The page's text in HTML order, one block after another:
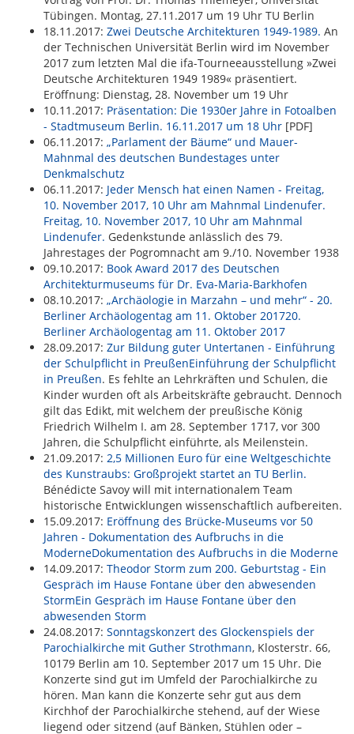
Tübingen. Montag, 27.11.2017 um 19 Uhr TU Berlin
18.11.2017: Zwei Deutsche Architekturen 1949-1989. An
der Technischen Universität Berlin wird im November
2017 zum letzten Mal die ifa-Tourneeausstellung »Zwei
Deutsche Architekturen 1949 1989« präsentiert.
Eröffnung: Dienstag, 28. November um 19 Uhr
10.11.2017: Präsentation: Die 1930er Jahre in Fotoalben
- Stadtmuseum Berlin. 16.11.2017 um 18 Uhr [PDF]
06.11.2017: „Parlament der Bäume“ und Mauer-
Mahnmal des deutschen Bundestages unter
Denkmalschutz
06.11.2017: Jeder Mensch hat einen Namen - Freitag,
10. November 2017, 10 Uhr am Mahnmal Lindenufer.
Freitag, 10. November 2017, 10 Uhr am Mahnmal
Lindenufer. Gedenkstunde anlässlich des 79.
Jahrestages der Pogromnacht am 9./10. November 1938
09.10.2017: Book Award 2017 des Deutschen
Architekturmuseums für Dr. Eva-Maria-Barkhofen
08.10.2017: „Archäologie in Marzahn – und mehr“ - 20.
Berliner Archäologentag am 11. Oktober 201720.
Berliner Archäologentag am 11. Oktober 2017
28.09.2017: Zur Bildung guter Untertanen - Einführung
der Schulpflicht in PreußenEinführung der Schulpflicht
in Preußen. Es fehlte an Lehrkräften und Schulen, die
Kinder wurden oft als Arbeitskräfte gebraucht. Dennoch
gilt das Edikt, mit welchem der preußische König
Friedrich Wilhelm I. am 28. September 1717, vor 300
Jahren, die Schulpflicht einführte, als Meilenstein.
21.09.2017: 2,5 Millionen Euro für eine Weltgeschichte
des Kunstraubs: Großprojekt startet an TU Berlin.
Bénédicte Savoy will mit internationalem Team
historische Entwicklungen wissenschaftlich aufbereiten.
15.09.2017: Eröffnung des Brücke-Museums vor 50
Jahren - Dokumentation des Aufbruchs in die
ModerneDokumentation des Aufbruchs in die Moderne
14.09.2017: Theodor Storm zum 200. Geburtstag - Ein
Gespräch im Hause Fontane über den abwesenden
StormEin Gespräch im Hause Fontane über den
abwesenden Storm
24.08.2017: Sonntagskonzert des Glockenspiels der
Parochialkirche mit Guther Strothmann, Klosterstr. 66,
10179 Berlin am 10. September 2017 um 15 Uhr. Die
Konzerte sind gut im Umfeld der Parochialkirche zu
hören. Man kann die Konzerte sehr gut aus dem
Kirchhof der Parochialkirche stehend, auf der Wiese
liegend oder sitzend (auf Bänken, Stühlen oder –